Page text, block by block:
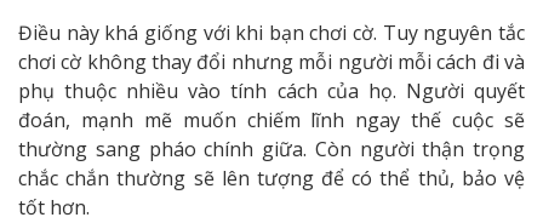
Điều này khá giống với khi bạn chơi cờ. Tuy nguyên tắc
chơi cờ không thay đổi nhưng mỗi người mỗi cách đi và
phụ thuộc nhiều vào tính cách của họ. Người quyết
đoán, mạnh mẽ muốn chiếm lĩnh ngay thế cuộc sẽ
thường sang pháo chính giữa. Còn người thận trọng
chắc chắn thường sẽ lên tượng để có thể thủ, bảo vệ
tốt hơn.